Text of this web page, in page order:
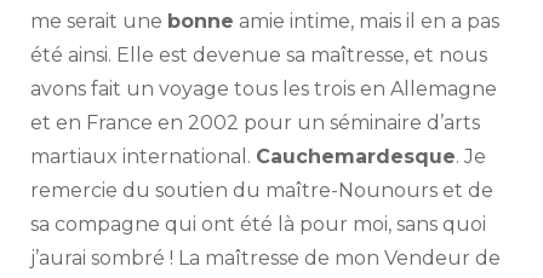
me serait une bonne amie intime, mais il en a pas
été ainsi. Elle est devenue sa maîtresse, et nous
avons fait un voyage tous les trois en Allemagne
et en France en 2002 pour un séminaire d’arts
martiaux international. Cauchemardesque. Je
remercie du soutien du maître-Nounours et de
sa compagne qui ont été là pour moi, sans quoi
j’aurai sombré ! La maîtresse de mon Vendeur de